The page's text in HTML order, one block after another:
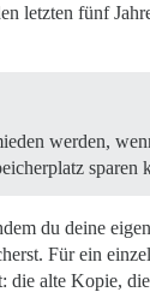
letzten fünf
werden,
sparen
du deine
Für ein
die alte Kopie,